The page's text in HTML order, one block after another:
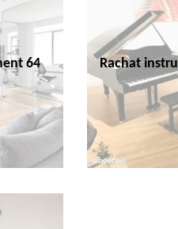
64 Rachat